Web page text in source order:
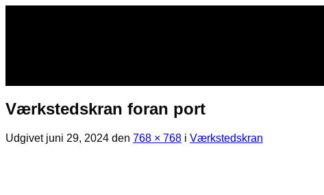
Værkstedskran foran port
Udgivet juni 29, 2024 den 768 × 768 i Værkstedskran